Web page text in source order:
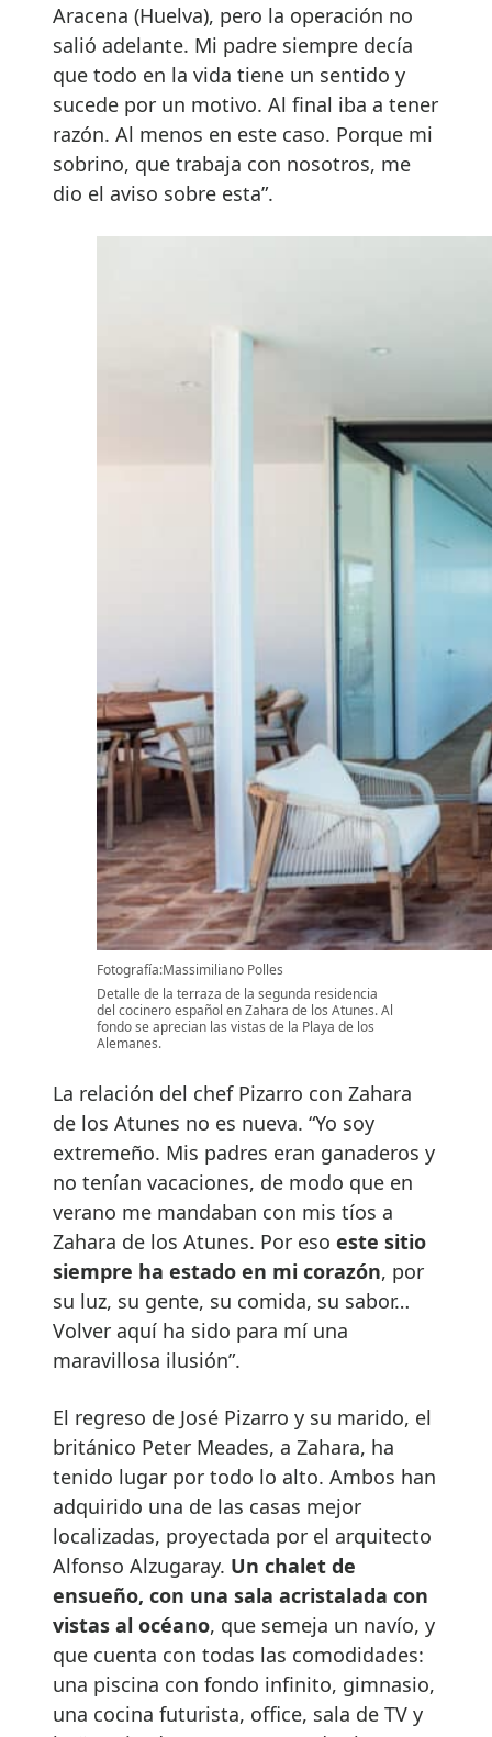
Aracena (Huelva), pero la operación no
salió adelante. Mi padre siempre decía
que todo en la vida tiene un sentido y
sucede por un motivo. Al final iba a tener
razón. Al menos en este caso. Porque mi
sobrino, que trabaja con nosotros, me
dio el aviso sobre esta”.
Fotografía:Massimiliano Polles
Detalle de la terraza de la segunda residencia
del cocinero español en Zahara de los Atunes. Al
fondo se aprecian las vistas de la Playa de los
Alemanes.
La relación del chef Pizarro con Zahara
de los Atunes no es nueva. “Yo soy
extremeño. Mis padres eran ganaderos y
no tenían vacaciones, de modo que en
verano me mandaban con mis tíos a
Zahara de los Atunes. Por eso este sitio
siempre ha estado en mi corazón, por
su luz, su gente, su comida, su sabor…
Volver aquí ha sido para mí una
maravillosa ilusión”.
El regreso de José Pizarro y su marido, el
británico Peter Meades, a Zahara, ha
tenido lugar por todo lo alto. Ambos han
adquirido una de las casas mejor
localizadas, proyectada por el arquitecto
Alfonso Alzugaray. Un chalet de
ensueño, con una sala acristalada con
vistas al océano, que semeja un navío, y
que cuenta con todas las comodidades:
una piscina con fondo infinito, gimnasio,
una cocina futurista, office, sala de TV y